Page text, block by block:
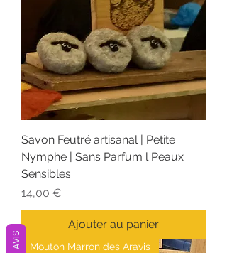
Savon Feutré artisanal | Petite
Nymphe | Sans Parfum l Peaux
Sensibles
Prix
14,00 €
Ajouter au panier
Mouton Marron des Aravis
AVIS